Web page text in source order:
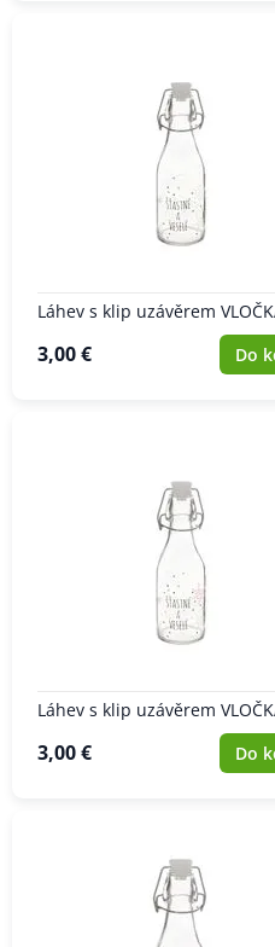
Láhev s klip uzávěrem
3,00 € Do
Láhev s klip uzávěrem
3,00 € Do